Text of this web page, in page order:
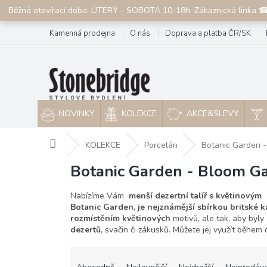
PřejítBěžná otevírací doba: ÚTERÝ - SOBOTA 10-18h. Zákaznická linka
Kamenná prodejna O nás Doprava a platba ČR/SK
NOVINKY KOLEKCE AKCE&SLEVY
Domů KOLEKCE Porcelán Botanic Garden
Botanic Garden - Bloom
Nabízíme Vám menší dezertní talíř s květinovým
Botanic Garden, je nejznámější sbírkou britské
rozmístěním květinových motivů, ale tak, aby byly
dezertů, svačin či zákusků. Můžete jej využít